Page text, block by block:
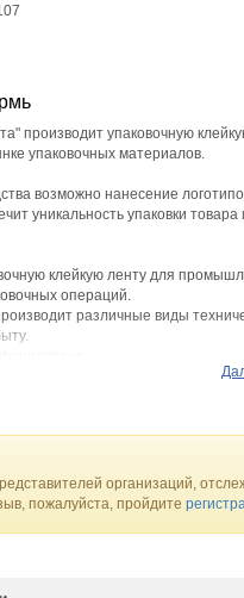
производит упаковочную
упаковочных материалов.
возможно нанесение
уникальность упаковки
клейкую ленту для
операций.
различные виды
лента
лента на тканевой основе
лента на бумажной основе
клейкая лента
организаций,
пожалуйста, пройдите